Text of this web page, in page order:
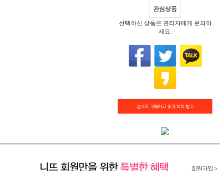
관심상품
선택하신 상품은 관리자에게 문의하
세요.